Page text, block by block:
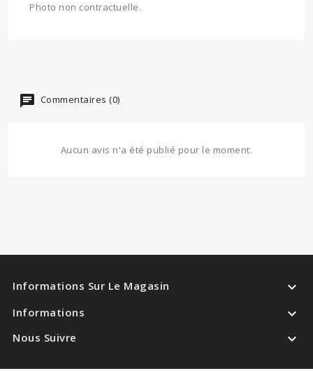
Photo non contractuelle.
Commentaires (0)
Aucun avis n'a été publié pour le moment.
Informations Sur Le Magasin 
Informations 
Nous Suivre 